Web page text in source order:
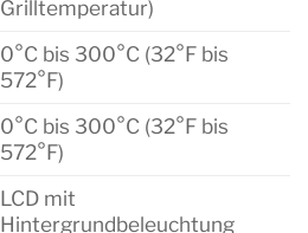
Grilltemperatur)
0°C bis 300°C (32°F bis
572°F)
0°C bis 300°C (32°F bis
572°F)
LCD mit
Hintergrundbeleuchtung